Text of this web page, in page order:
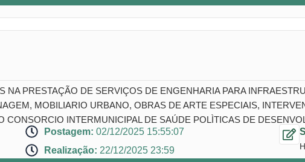
PRESTAÇÃO DE SERVIÇOS DE ENGENHARIA PARA
MOBILIARIO URBANO, OBRAS DE ARTE ESPECIAIS,
INTERMUNICIPAL DE SAÚDE POLÌTICAS DE
Postagem: 02/12/2025 15:55:07
Realização: 22/12/2025 23:59